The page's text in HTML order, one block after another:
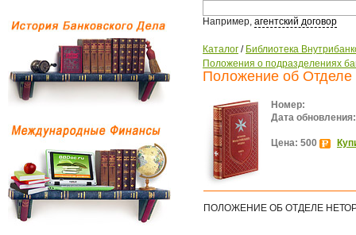
Например, агентский договор
Каталог / Библиотека
Положения о подразделениях
Положение об Отделе
Номер:
Дата обновления:
Цена: 500
ПОЛОЖЕНИЕ ОБ ОТДЕЛЕ